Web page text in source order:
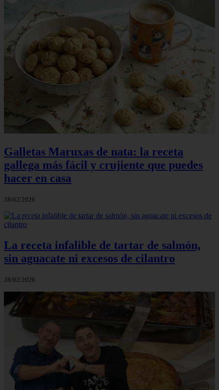
Galletas Maruxas de nata: la receta
gallega más fácil y crujiente que puedes
hacer en casa
28/02/2026
La receta infalible de tartar de salmón,
sin aguacate ni excesos de cilantro
28/02/2026